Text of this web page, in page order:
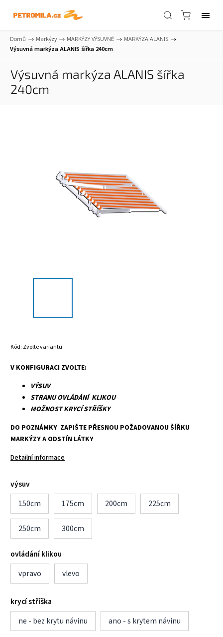
Domů / Markýzy / MARKÝZY VÝSUVNÉ / MARKÝZA ALANIS /
Výsuvná markýza ALANIS šířka 240cm
Výsuvná markýza ALANIS šířka
240cm
Kód: Zvolte variantu
V KONFIGURACI ZVOLTE:
VÝSUV
STRANU OVLÁDÁNÍ KLIKOU
MOŽNOST KRYCÍ STŘÍŠKY
DO POZNÁMKY ZAPIŠTE PŘESNOU POŽADOVANOU ŠÍŘKU
MARKÝZY A ODSTÍN LÁTKY
Detailní informace
výsuv
150cm
175cm 200cm 225cm
250cm 300cm
ovládání klikou
vpravo
vlevo
krycí stříška
ne - bez krytu návinu
ano - s krytem návinu